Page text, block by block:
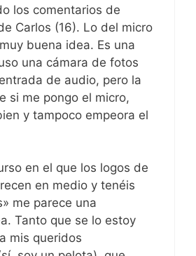
los comentarios de
Carlos (16). Lo del micro
buena idea. Es una
una cámara de fotos
de audio, pero la
si me pongo el micro,
y tampoco empeora el
en el que los logos de
en medio y tenéis
me parece una
Tanto que se lo estoy
mis queridos